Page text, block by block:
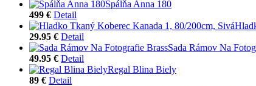
Spálňa Anna 180
499 € Detail
29.95 € Detail
Sada Rámov Na
49.95 € Detail
Regal Blina Biely
89 € Detail